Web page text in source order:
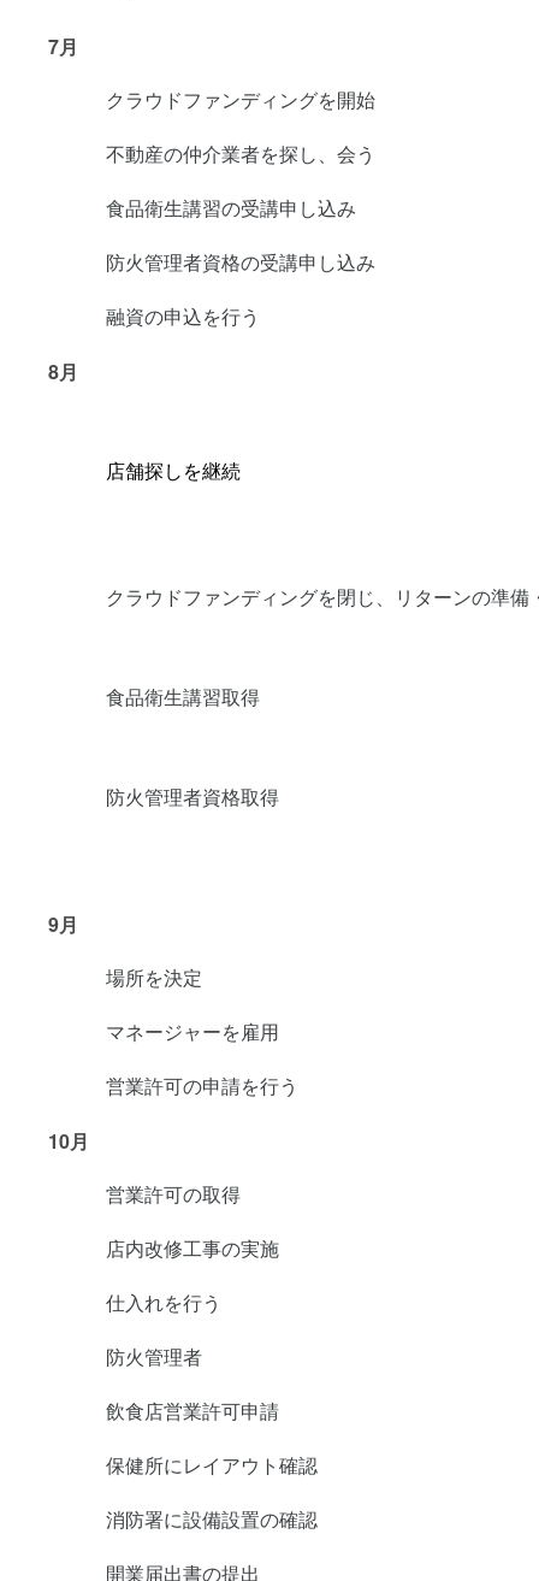
7月
クラウドファンディングを開始
不動産の仲介業者を探し、会う
食品衛生講習の受講申し込み
防火管理者資格の受講申し込み
融資の申込を行う
8月
店舗探しを継続
クラウドファンディングを閉じ、リターンの準備
食品衛生講習取得
防火管理者資格取得
9月
場所を決定
マネージャーを雇用
営業許可の申請を行う
10月
営業許可の取得
店内改修工事の実施
仕入れを行う
防火管理者
飲食店営業許可申請
保健所にレイアウト確認
消防署に設備設置の確認
開業届出書の提出